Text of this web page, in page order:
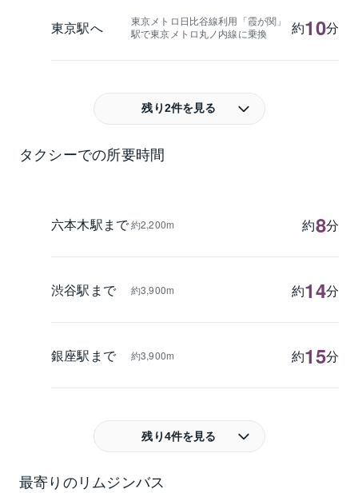
東京駅へ
東京メトロ日比谷線利用「霞が関」
駅で東京メトロ丸ノ内線に乗換
約10分
残り2件を見る
タクシーでの所要時間
六本木駅まで約2,200m 約8分
渋谷駅まで 約3,900m 約14分
銀座駅まで 約3,900m 約15分
残り4件を見る
最寄りのリムジンバス